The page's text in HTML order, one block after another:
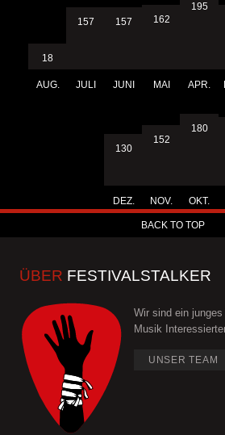
18
AUG.
157
JULI
157
JUNI
162
MAI
195
APR.
130
DEZ.
152
NOV.
180
OKT.
BACK TO TOP
ÜBER FESTIVALSTALKER
Wir sind ein
Musik
UNSER TEAM